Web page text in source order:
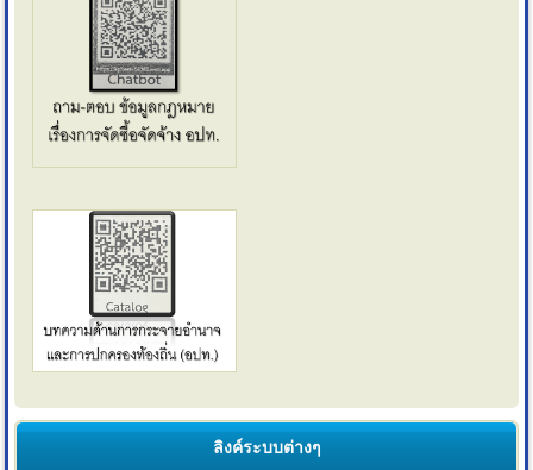
ลิงค์ระบบต่างๆ